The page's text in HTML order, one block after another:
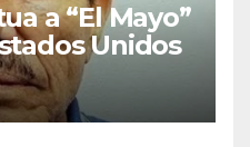
a “El Mayo”
Unidos